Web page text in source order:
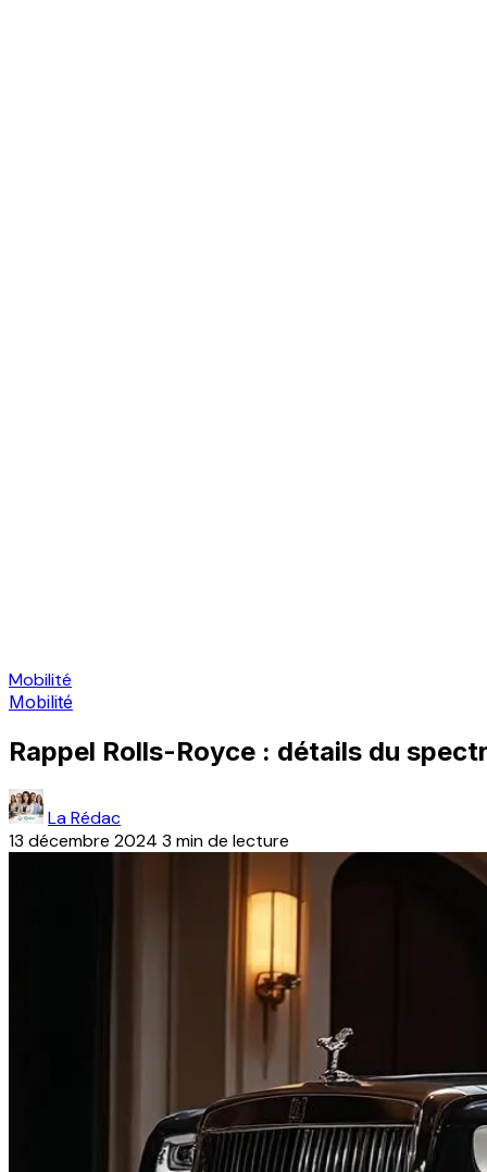
Mobilité
Mobilité
Rappel Rolls-Royce : détails du
La Rédac
13 décembre 2024 3 min de lecture